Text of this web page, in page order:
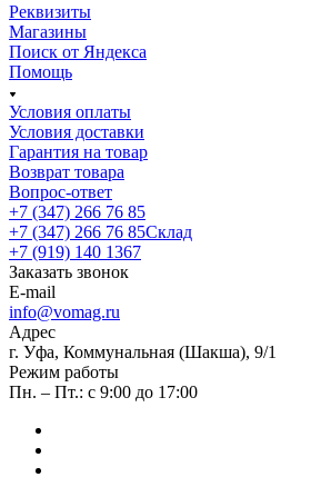
Реквизиты
Магазины
Поиск от Яндекса
Помощь
Условия оплаты
Условия доставки
Гарантия на товар
Возврат товара
Вопрос-ответ
+7 (347) 266 76 85
+7 (347) 266 76 85Склад
+7 (919) 140 1367
Заказать звонок
E-mail
info@vomag.ru
Адрес
г. Уфа, Коммунальная (Шакша), 9/1
Режим работы
Пн. – Пт.: с 9:00 до 17:00